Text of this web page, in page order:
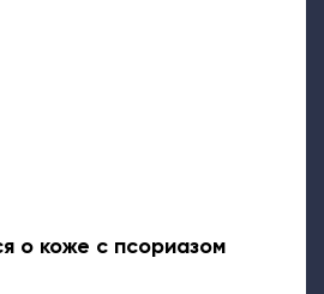
о коже с псориазом